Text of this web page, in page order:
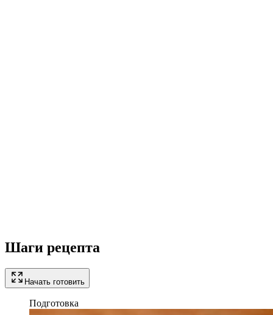
Шаги рецепта
Начать готовить
Подготовка